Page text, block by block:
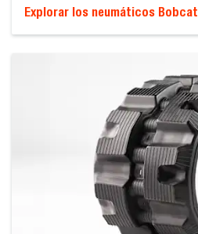
Explorar los neumáticos Bobcat